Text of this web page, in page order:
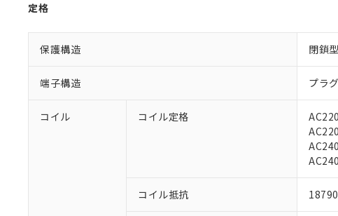
定格
保護構造 閉鎖
端子構造 プラ
コイル コイル定格
コイル抵抗